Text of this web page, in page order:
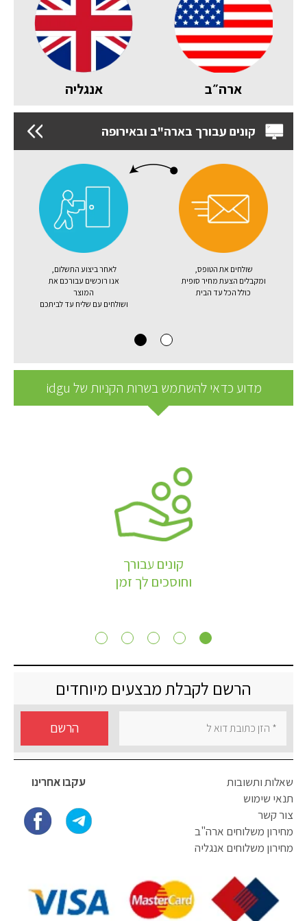
ארה״ב אנגליה
קונים עבורך בארה"ב ובאירופה
שולחים את הטופס,
ומקבלים הצעת מחיר סופית
כולל הכל עד הבית
לאחר ביצוע התשלום,
אנו רוכשים עבורכם את
המוצר
ושולחים עם שליח עד לביתכם
מדוע כדאי להשתמש בשרות הקניות של idgu
קונים עבורך
וחוסכים לך זמן
הרשם לקבלת מבצעים מיוחדים
הרשם
עקבו אחרינו
שאלות ותשובות
תנאי שימוש
צור קשר
מחירון משלוחים ארה"ב
מחירון משלוחים אנגליה